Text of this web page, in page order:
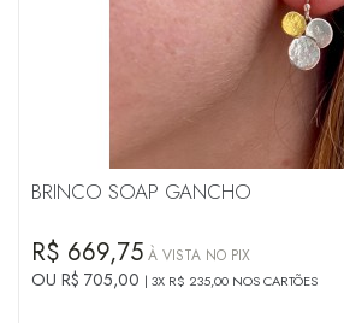
BRINCO SOAP GANCHO
R$ 669,75 À VISTA NO PIX
OU R$ 705,00 3X R$ 235,00 NOS CARTÕES